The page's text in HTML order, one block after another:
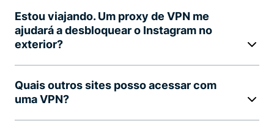
Estou viajando. Um proxy de VPN me
ajudará a desbloquear o Instagram no
exterior?
Quais outros sites posso acessar com
uma VPN?